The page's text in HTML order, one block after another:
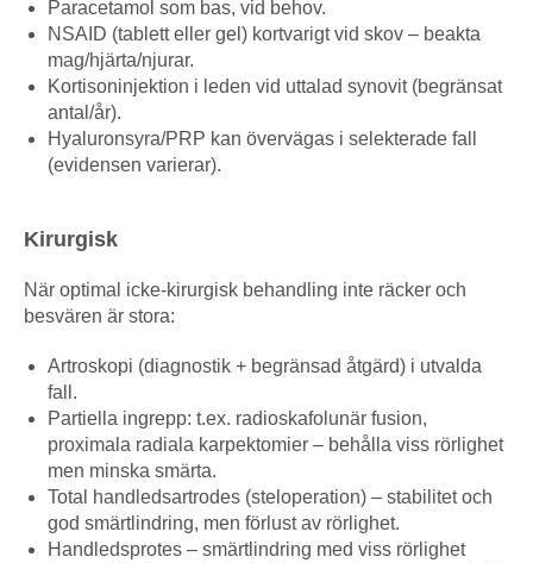
Paracetamol som bas, vid behov.
NSAID (tablett eller gel) kortvarigt vid skov – beakta
mag/hjärta/njurar.
Kortisoninjektion i leden vid uttalad synovit (begränsat
antal/år).
Hyaluronsyra/PRP kan övervägas i selekterade fall
(evidensen varierar).
Kirurgisk
När optimal icke-kirurgisk behandling inte räcker och
besvären är stora:
Artroskopi (diagnostik + begränsad åtgärd) i utvalda
fall.
Partiella ingrepp: t.ex. radioskafolunär fusion,
proximala radiala karpektomier – behålla viss rörlighet
men minska smärta.
Total handledsartrodes (steloperation) – stabilitet och
god smärtlindring, men förlust av rörlighet.
Handledsprotes – smärtlindring med viss rörlighet